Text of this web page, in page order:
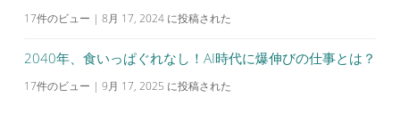
17件のビュー | 8月 17, 2024 に投稿された
2040年、食いっぱぐれなし！AI時代に爆伸びの仕事とは？
17件のビュー | 9月 17, 2025 に投稿された